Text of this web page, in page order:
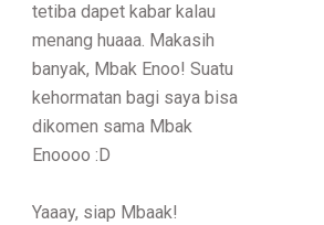
tetiba dapet kabar kalau
menang huaaa. Makasih
banyak, Mbak Enoo! Suatu
kehormatan bagi saya bisa
dikomen sama Mbak
Enoooo :D
Yaaay, siap Mbaak!